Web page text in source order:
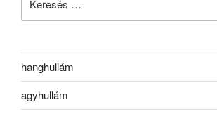
hanghullám
agyhullám